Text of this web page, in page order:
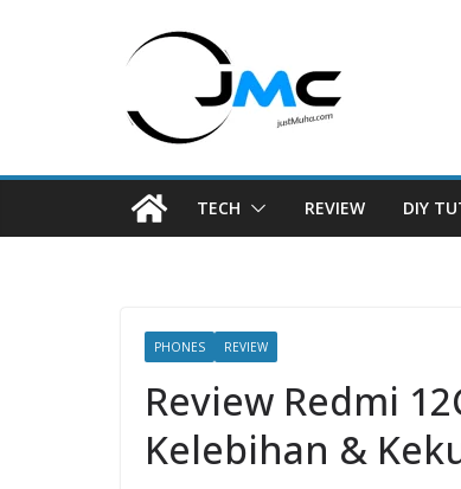
TECH REVIEW DIY
PHONES REVIEW
Review Redmi
Kelebihan &